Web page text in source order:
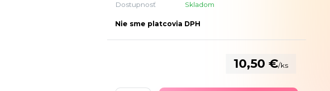
Dostupnosť Skladom
Nie sme platcovia DPH
10,50 €/ks